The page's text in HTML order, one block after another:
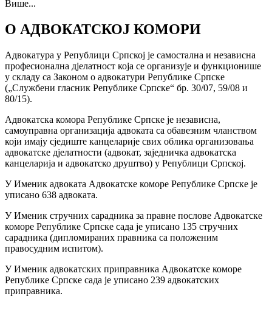
Више...
О АДВОКАТСКОЈ КОМОРИ
Адвокатура у Републици Српској је самостална и независна
професионална дјелатност која се организује и функционише
у складу са Законом о адвокатури Републике Српске
(„Службени гласник Републике Српске“ бр. 30/07, 59/08 и
80/15).
Адвокатска комора Републике Српске је независна,
самоуправна организација адвоката са обавезним чланством
који имају сједиште канцеларије свих облика организовања
адвокатске дјелатности (адвокат, заједничка адвокатска
канцеларија и адвокатско друштво) у Републици Српској.
У Именик адвоката Адвокатске коморе Републике Српске је
уписано 638 адвоката.
У Именик стручних сарадника за правне послове Адвокатске
коморе Републике Српске сада је уписано 135 стручних
сарадника (дипломираних правника са положеним
правосудним испитом).
У Именик адвокатских приправника Адвокатске коморе
Републике Српске сада је уписано 239 адвокатских
приправника.